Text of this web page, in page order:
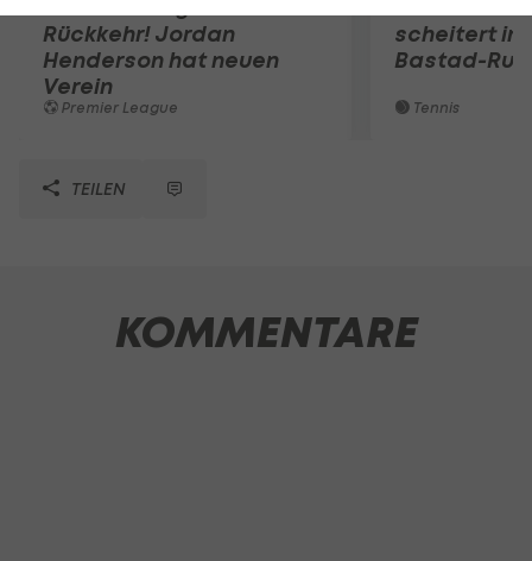
Rückkehr! Jordan
Henderson hat neuen
Verein
Premier League
scheitert in
Bastad-
Tennis
TEILEN
KOMMENTARE